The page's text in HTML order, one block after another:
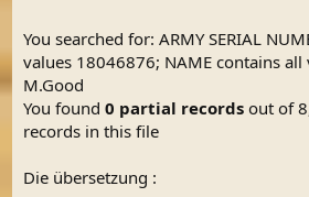
You searched for: ARMY SERIAL
values 18046876; NAME contains all
M.Good
You found0 partial records out of
records in this file
Die übersetzung :